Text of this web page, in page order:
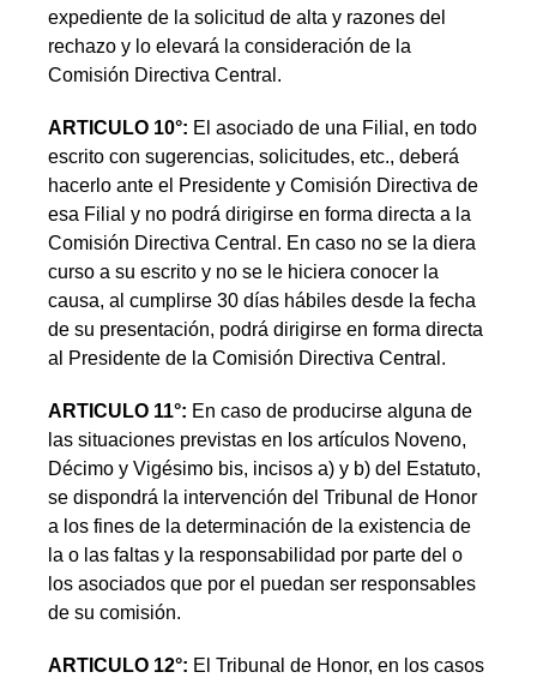
expediente de la solicitud de alta y razones del
rechazo y lo elevará la consideración de la
Comisión Directiva Central.
ARTICULO 10°: El asociado de una Filial, en todo
escrito con sugerencias, solicitudes, etc., deberá
hacerlo ante el Presidente y Comisión Directiva de
esa Filial y no podrá dirigirse en forma directa a la
Comisión Directiva Central. En caso no se la diera
curso a su escrito y no se le hiciera conocer la
causa, al cumplirse 30 días hábiles desde la fecha
de su presentación, podrá dirigirse en forma directa
al Presidente de la Comisión Directiva Central.
ARTICULO 11°: En caso de producirse alguna de
las situaciones previstas en los artículos Noveno,
Décimo y Vigésimo bis, incisos a) y b) del Estatuto,
se dispondrá la intervención del Tribunal de Honor
a los fines de la determinación de la existencia de
la o las faltas y la responsabilidad por parte del o
los asociados que por el puedan ser responsables
de su comisión.
ARTICULO 12°: El Tribunal de Honor, en los casos